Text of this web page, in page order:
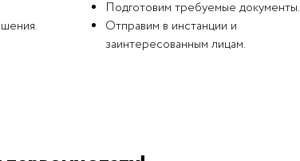
Подготовим требуемые документы.
Отправим в инстанции и
заинтересованным лицам.